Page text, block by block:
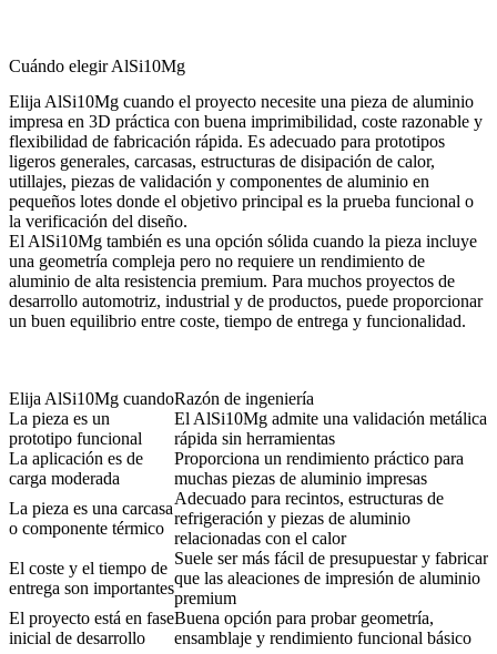
Cuándo elegir AlSi10Mg
Elija AlSi10Mg cuando el proyecto necesite una pieza de aluminio
impresa en 3D práctica con buena imprimibilidad, coste razonable y
flexibilidad de fabricación rápida. Es adecuado para prototipos
ligeros generales, carcasas, estructuras de disipación de calor,
utillajes, piezas de validación y componentes de aluminio en
pequeños lotes donde el objetivo principal es la prueba funcional o
la verificación del diseño.
El AlSi10Mg también es una opción sólida cuando la pieza incluye
una geometría compleja pero no requiere un rendimiento de
aluminio de alta resistencia premium. Para muchos proyectos de
desarrollo automotriz, industrial y de productos, puede proporcionar
un buen equilibrio entre coste, tiempo de entrega y funcionalidad.
Elija AlSi10Mg cuandoRazón de ingeniería
La pieza es un
prototipo funcional
El AlSi10Mg admite una validación metálica
rápida sin herramientas
La aplicación es de
carga moderada
Proporciona un rendimiento práctico para
muchas piezas de aluminio impresas
La pieza es una carcasa
o componente térmico
Adecuado para recintos, estructuras de
refrigeración y piezas de aluminio
relacionadas con el calor
El coste y el tiempo de
entrega son importantes
Suele ser más fácil de presupuestar y fabricar
que las aleaciones de impresión de aluminio
premium
El proyecto está en fase
inicial de desarrollo
Buena opción para probar geometría,
ensamblaje y rendimiento funcional básico